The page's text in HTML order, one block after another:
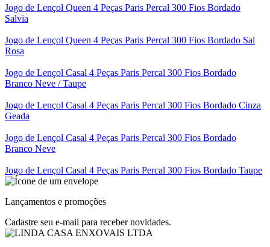
Jogo de Lençol Queen 4 Peças Paris Percal 300 Fios Bordado
Salvia
Jogo de Lençol Queen 4 Peças Paris Percal 300 Fios Bordado Sal
Rosa
Jogo de Lençol Casal 4 Peças Paris Percal 300 Fios Bordado
Branco Neve / Taupe
Jogo de Lençol Casal 4 Peças Paris Percal 300 Fios Bordado Cinza
Geada
Jogo de Lençol Casal 4 Peças Paris Percal 300 Fios Bordado
Branco Neve
Jogo de Lençol Casal 4 Peças Paris Percal 300 Fios Bordado Taupe
Lançamentos e promoções
Cadastre seu e-mail para receber novidades.